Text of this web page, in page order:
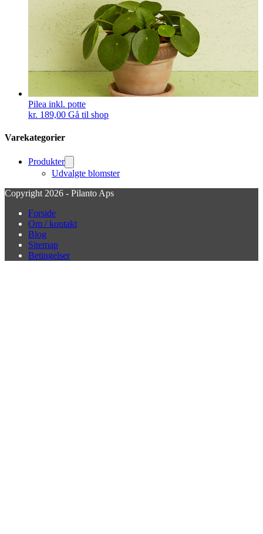
Pilea inkl. potte
kr. 189,00 Gå til shop
Varekategorier
Produkter
Udvalgte blomster
Copyright 2026 - Pilanto Aps
Forside
Om / kontakt
Blog
Sitemap
Betingelser